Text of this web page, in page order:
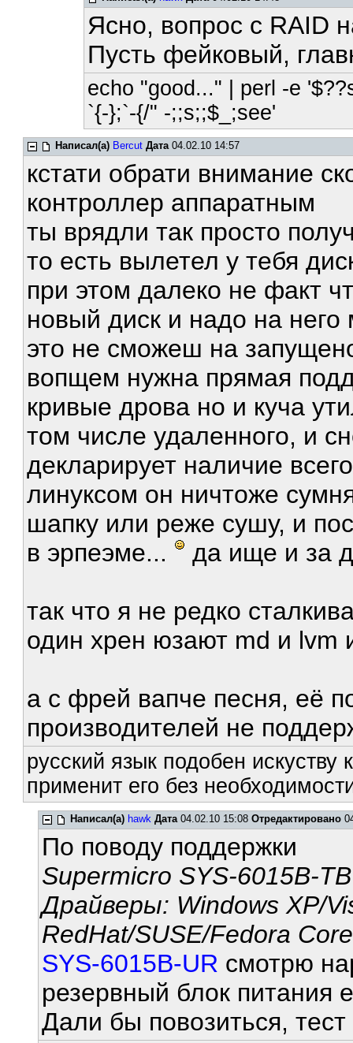
Ясно, вопрос с RAID
Пусть фейковый,
echo "good..." | perl -e
`{-};`-{/" -;;s;;$_;see'
Написал(а) Bercut Дата04.02.10 14:57
кстати обрати внимание
контроллер аппаратным
ты врядли так просто
то есть вылетел у тебя
при этом далеко не факт
новый диск и надо на
это не сможеш на
вопщем нужна прямая
кривые дрова но и куча
том числе удаленного, и
декларирует наличие
линуксом он ничтоже
шапку или реже сушу, и
в эрпеэме...
да ище и за
так что я не редко
один хрен юзают md и lvm
а с фрей вапче песня, её
производителей не
русский язык подобен
применит его без
Написал(а) hawk Дата04.02.10 15:08Отредактировано
По поводу поддержки
Supermicro SYS-6015B-TB
Драйверы: Windows XP/
RedHat/SUSE/Fedora
SYS-6015B-UR смотрю
резервный блок питания
Дали бы повозиться,